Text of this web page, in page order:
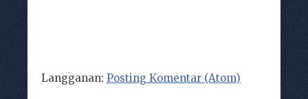
Langganan: Posting Komentar (Atom)